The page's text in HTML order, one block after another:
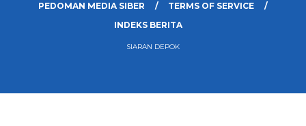
PEDOMAN MEDIA SIBER
TERMS OF SERVICE
INDEKS BERITA
SIARAN DEPOK